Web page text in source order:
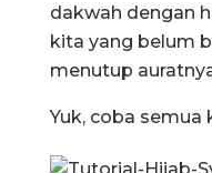
dakwah dengan
kita yang belum
menutup
Yuk, coba semua